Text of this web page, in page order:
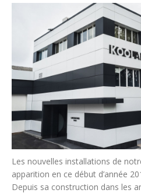
TÉLÉCHARGEMENTS
CONTACT
Les nouvelles installations de
apparition en ce début d’année
Depuis sa construction dans les